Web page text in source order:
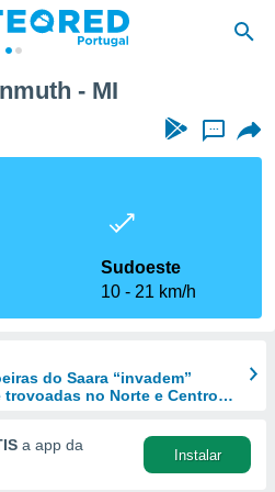
- MI
...
Sudoeste
10
21 km/h
do Saara “invadem”
no Norte e Centro
a app da
Instalar